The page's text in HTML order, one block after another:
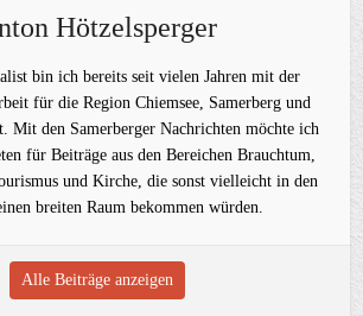
Hötzelsperger
bin ich bereits seit vielen Jahren mit der
für die Region Chiemsee, Samerberg und
Mit den Samerberger Nachrichten möchte ich
für Beiträge aus den Bereichen Brauchtum,
und Kirche, die sonst vielleicht in den
breiten Raum bekommen würden.
Alle Beiträge anzeigen